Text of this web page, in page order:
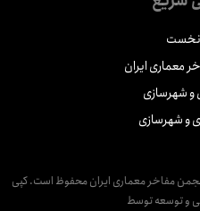
ایران
شهرسازی
شهرسازی
مفاخر معماری ایران محفوظ است. کپی